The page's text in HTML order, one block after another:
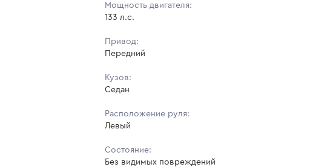
Мощность двигателя:
133 л.с.
Привод:
Передний
Кузов:
Седан
Расположение руля:
Левый
Состояние:
Без видимых повреждений